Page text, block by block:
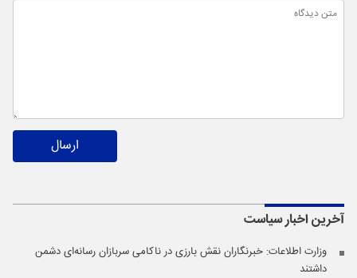
ارسال
آخرین اخبارسیاست
وزارت اطلاعات: خبرنگاران نقش بارزی در ناکامی سربازان رسانه‌ای دشمن
داشتند